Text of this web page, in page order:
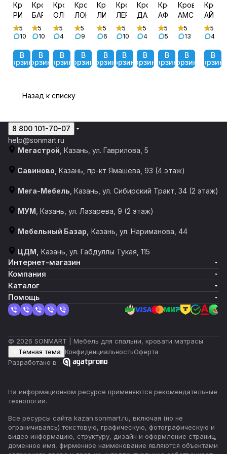
Кровать
РИЧИ
5
10
В
корзину
Кровать
БАРТОН
5
10
В
корзину
Кровать
ОЛИВИЯ
5
4
В
корзину
Кровать
ЛОНДОН
5
9
В
корзину
Кровать
ЛИРА
5
6
В
корзину
Кровать
ЛЕРАНО
5
10
В
корзину
Кровать
ДАЛЛАС
5
4
В
корзину
Кровать
АФИНА
5
5
В
корзину
Кровать
АМСТЕРДАМ
5
13
В
корзину
5
4
В
Назад к списку
8 800 101-70-07
help@sonmart.ru
Мегастрой , Казань, ул. Гаврилова, 5
Савиново , Казань, пр-кт Ямашева, 93 (4 этаж)
Мега-Мебель , Казань, ул. Сибирский Тракт, 34 (2 этаж)
МУМ , Казань, ул. Лазарева, 9 (2 этаж)
Мебельный Базар, Казань, ул. Нариманова, 44
ЦДМ, Казань, ул. Габдуллы Тукая, 115
Интернет-магазин
Компания
Каталог
Помощь
© 2026 SONMART | Мебель для спальни, кровати матрасы
Темная тема
КонфиденциальностьОферта
Разработано в
На информационном ресурсе применяются рекомендательные
технологии.
Все ресурсы сайта kazan.sonmart.ru, включая (но не
ограничиваясь) текстовую, графическую, фотографическую и
видео информацию, структуру, дизайн и оформление страниц,
доменное имя, фирменное наименование являются объектами